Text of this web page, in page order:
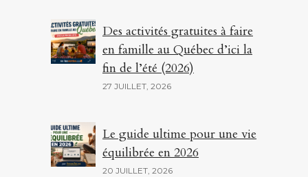
Des activités gratuites à faire
en famille au Québec d’ici la
fin de l’été (2026)
27 JUILLET, 2026
Le guide ultime pour une vie
équilibrée en 2026
20 JUILLET, 2026